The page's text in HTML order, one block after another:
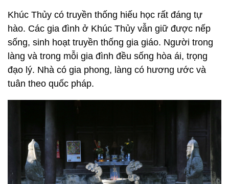
Khúc Thủy có truyền thống hiếu học rất đáng tự
hào. Các gia đình ở Khúc Thủy vẫn giữ được nếp
sống, sinh hoạt truyền thống gia giáo. Người trong
làng và trong mỗi gia đình đều sống hòa ái, trọng
đạo lý. Nhà có gia phong, làng có hương ước và
tuân theo quốc pháp.